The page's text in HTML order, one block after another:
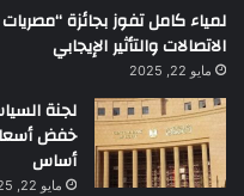
لمياء كامل تفوز بجائزة
الاتصالات والتأثير الإيجابي
مايو 22, 2025
لجنة
أساس
مايو 22, 2025